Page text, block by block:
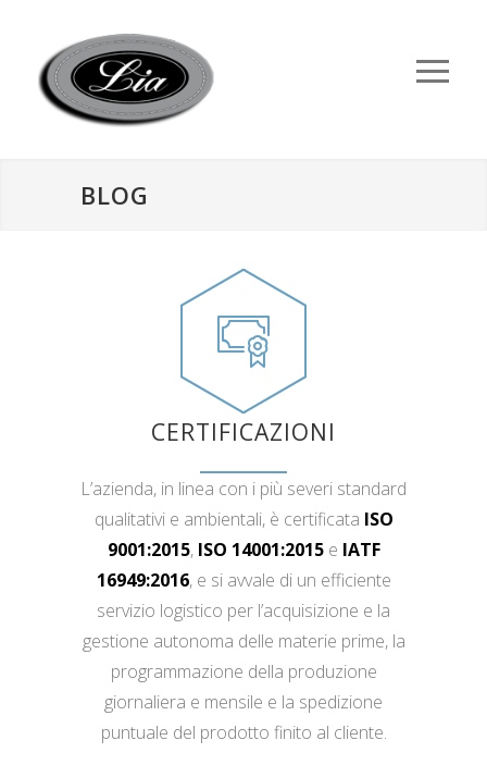
BLOG
CERTIFICAZIONI
L’azienda, in linea con i più severi standard
qualitativi e ambientali, è certificata ISO
9001:2015, ISO 14001:2015e IATF
16949:2016, e si avvale di un efficiente
servizio logistico per l’acquisizione e la
gestione autonoma delle materie prime, la
programmazione della produzione
giornaliera e mensile e la spedizione
puntuale del prodotto finito al cliente.